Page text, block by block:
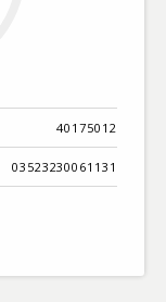
40175012
03523230061131